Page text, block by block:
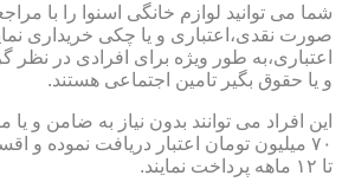
شما می توانید لوازم خانگی اسنوا را با
صورت نقدی،اعتباری و یا چکی خریداری
اعتباری،به طور ویژه برای افرادی در
و یا حقوق بگیر تامین اجتماعی هستند.
این افراد می توانند بدون نیاز به ضامن و
تا ۱۲ ماهه پرداخت نمایند.